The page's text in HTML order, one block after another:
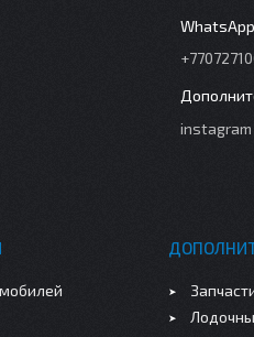
instagram